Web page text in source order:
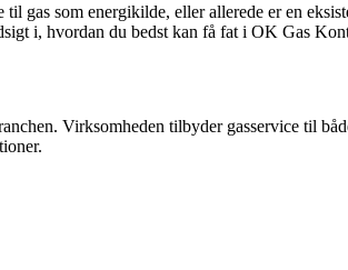
som energikilde, eller allerede er en
i, hvordan du bedst kan få fat i OK Gas
Virksomheden tilbyder gasservice til